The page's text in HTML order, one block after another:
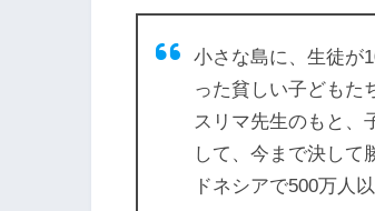
小さな島に、生徒が
った貧しい子どもた
スリマ先生のもと、
して、今まで決し
ドネシアで500万人